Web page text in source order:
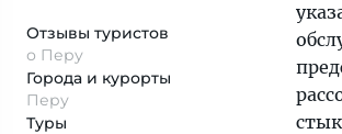
Отзывы туристов
о Перу
Города и курорты
Перу
Туры